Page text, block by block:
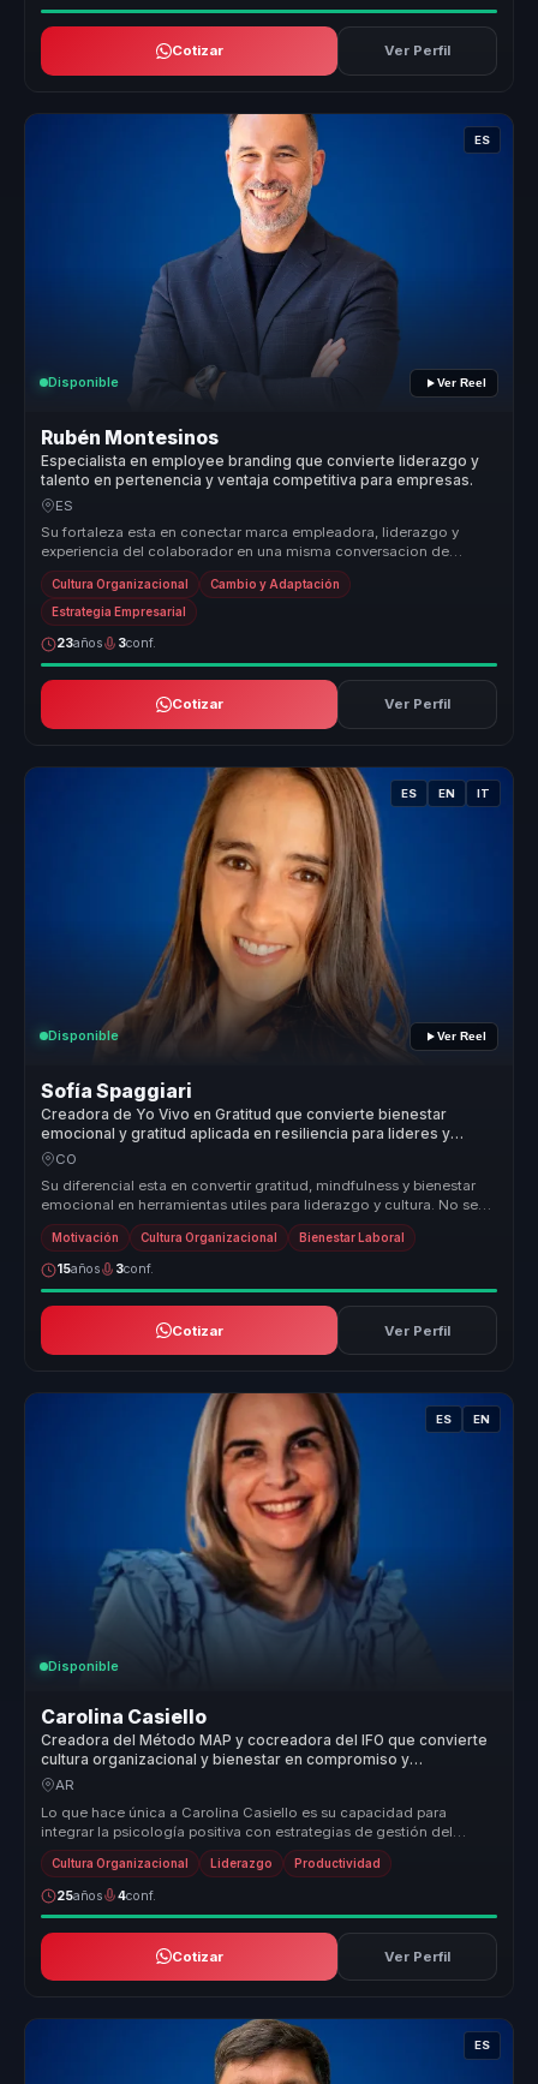
Cotizar Ver Perfil
ES
Disponible Ver Reel
Rubén Montesinos
Especialista en employee branding que convierte liderazgo y
talento en pertenencia y ventaja competitiva para empresas.
ES
Su fortaleza esta en conectar marca empleadora, liderazgo y
experiencia del colaborador en una misma conversacion de
negocio. Convierte t...
Cultura Organizacional Cambio y Adaptación
Estrategia Empresarial
23años 3conf.
Cotizar Ver Perfil
ES EN IT
Disponible Ver Reel
Sofía Spaggiari
Creadora de Yo Vivo en Gratitud que convierte bienestar
emocional y gratitud aplicada en resiliencia para lideres y
equipos.
CO
Su diferencial esta en convertir gratitud, mindfulness y bienestar
emocional en herramientas utiles para liderazgo y cultura. No se
queda...
Motivación Cultura Organizacional Bienestar Laboral
15años 3conf.
Cotizar Ver Perfil
ES EN
Disponible
Carolina Casiello
Creadora del Método MAP y cocreadora del IFO que convierte
cultura organizacional y bienestar en compromiso y
productividad para empresas.
AR
Lo que hace única a Carolina Casiello es su capacidad para
integrar la psicología positiva con estrategias de gestión del
talento, creand...
Cultura Organizacional Liderazgo Productividad
25años 4conf.
Cotizar Ver Perfil
ES